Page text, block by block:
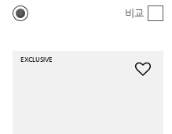
비교
EXCLUSIVE